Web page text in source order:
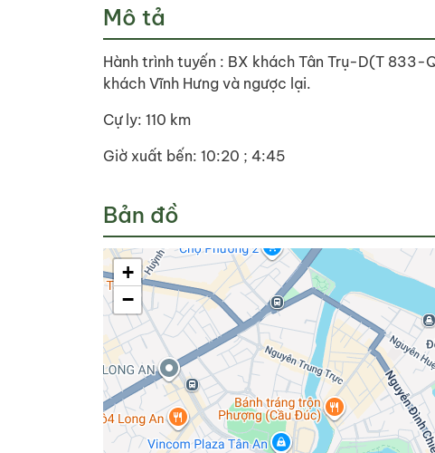
Mô tả
Hành trình tuyến : BX khách Tân Trụ-D(T
khách Vĩnh Hưng và ngược lại.
Cự ly: 110 km
Giờ xuất bến: 10:20 ; 4:45
Bản đồ
+
−